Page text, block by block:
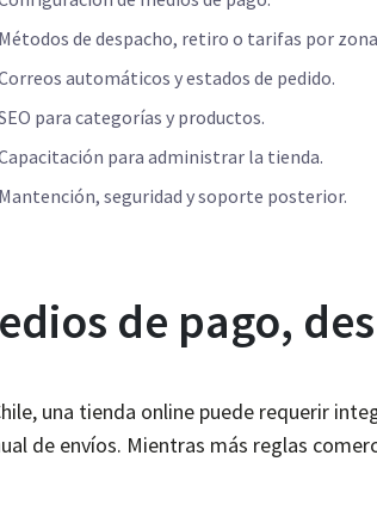
Métodos de despacho, retiro o tarifas por
automáticos y estados de pedido.
para categorías y productos.
para administrar la tienda.
Mantención, seguridad y soporte posterior.
de pago,
una tienda online puede requerir
de envíos. Mientras más reglas